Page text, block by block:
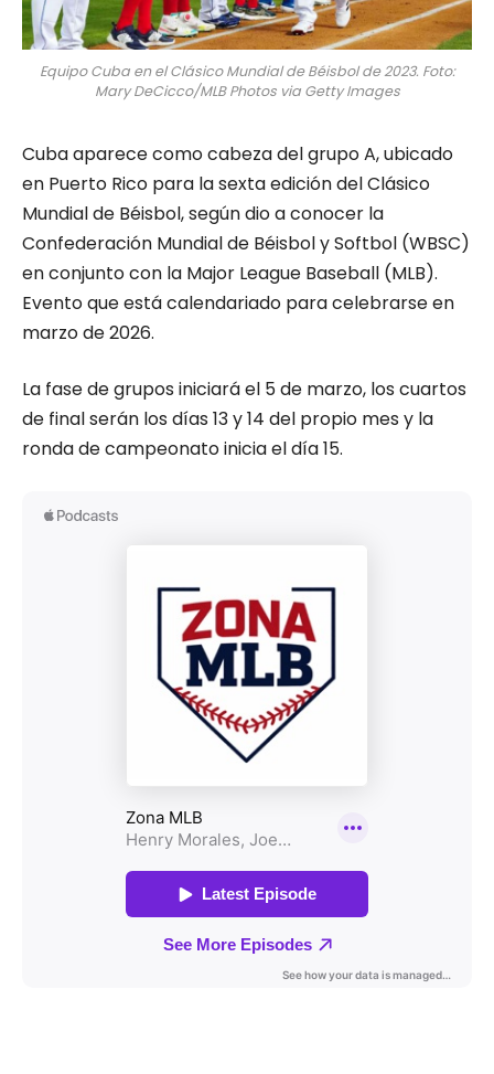
Equipo Cuba en el Clásico Mundial de Béisbol de 2023. Foto:
Mary DeCicco/MLB Photos via Getty Images
Cuba aparece como cabeza del grupo A, ubicado
en Puerto Rico para la sexta edición del Clásico
Mundial de Béisbol, según dio a conocer la
Confederación Mundial de Béisbol y Softbol (WBSC)
en conjunto con la Major League Baseball (MLB).
Evento que está calendariado para celebrarse en
marzo de 2026.
La fase de grupos iniciará el 5 de marzo, los cuartos
de final serán los días 13 y 14 del propio mes y la
ronda de campeonato inicia el día 15.